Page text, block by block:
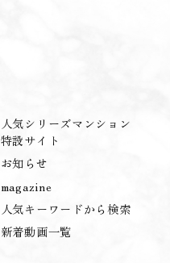
人気シリーズマンション
特設サイト
お知らせ
magazine
人気キーワードから検索
新着動画一覧